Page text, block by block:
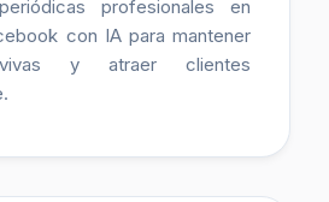
profesionales en
con IA para mantener
y atraer clientes